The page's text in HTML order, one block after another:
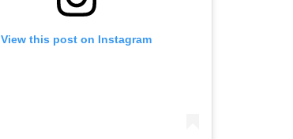
View this post on Instagram